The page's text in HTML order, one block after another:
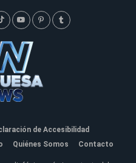
de Accesibilidad
Quiénes Somos Contacto